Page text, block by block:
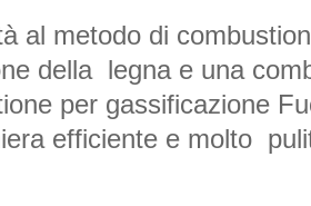
al metodo di
della  legna e una
per gassificazione
efficiente e molto